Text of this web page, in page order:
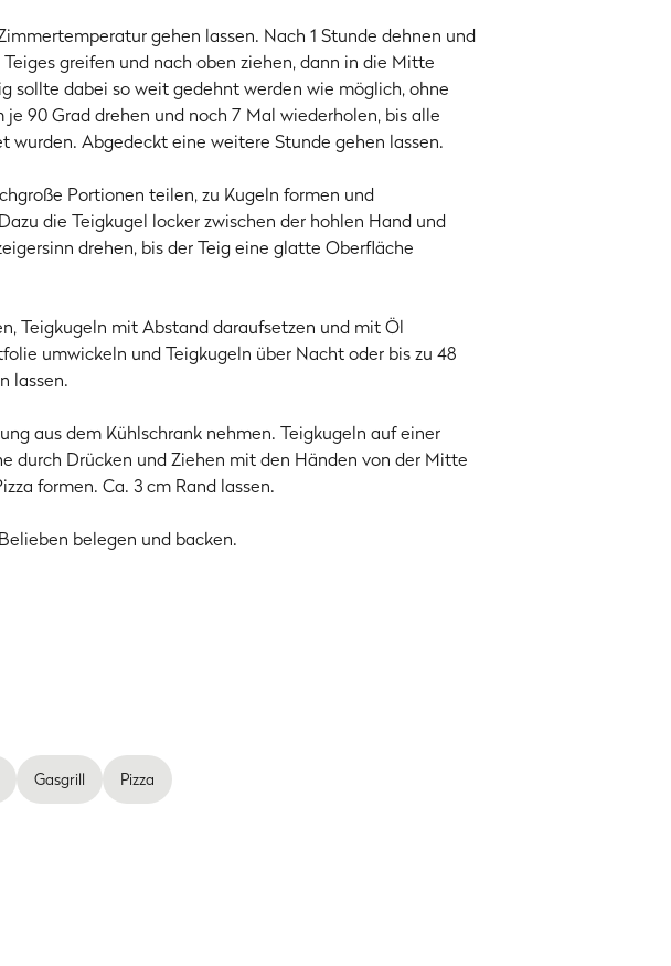
gehen lassen. Nach 1 Stunde dehnen und
greifen und nach oben ziehen, dann in die Mitte
sollte dabei so weit gedehnt werden wie möglich, ohne
je 90 Grad drehen und noch 7 Mal wiederholen, bis alle
wurden. Abgedeckt eine weitere Stunde gehen lassen.
Portionen teilen, zu Kugeln formen und
die Teigkugel locker zwischen der hohlen Hand und
drehen, bis der Teig eine glatte Oberfläche
Teigkugeln mit Abstand daraufsetzen und mit Öl
umwickeln und Teigkugeln über Nacht oder bis zu 48
lassen.
aus dem Kühlschrank nehmen. Teigkugeln auf einer
durch Drücken und Ziehen mit den Händen von der Mitte
formen. Ca. 3 cm Rand lassen.
belegen und backen.
Gasgrill Pizza